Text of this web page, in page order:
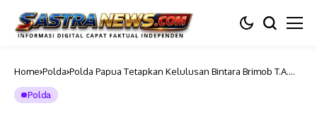
Home Polda Polda Papua Tetapkan Kelulusan Bintara Brimob T.A.
Polda